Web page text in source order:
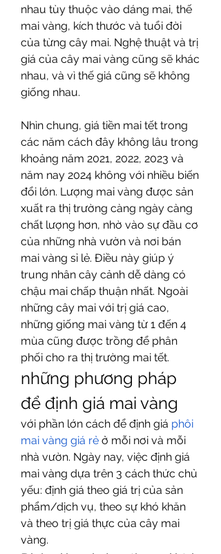
nhau tùy thuộc vào dáng mai, thế
mai vàng, kích thước và tuổi đời
của từng cây mai. Nghệ thuật và trị
giá của cây mai vàng cũng sẽ khác
nhau, và vì thế giá cũng sẽ không
giống nhau.
Nhìn chung, giá tiền mai tết trong
các năm cách đây không lâu trong
khoảng năm 2021, 2022, 2023 và
năm nay 2024 không với nhiều biến
đổi lớn. Lượng mai vàng được sản
xuất ra thị trường càng ngày càng
chất lượng hơn, nhờ vào sự đầu cơ
của những nhà vườn và nơi bán
mai vàng sỉ lẻ. Điều này giúp ý
trung nhân cây cảnh dễ dàng có
chậu mai chấp thuận nhất. Ngoài
những cây mai với trị giá cao,
những giống mai vàng từ 1 đến 4
mùa cũng được trồng để phân
phối cho ra thị trường mai tết.
những phương pháp
để định giá mai vàng
với phần lớn cách để định giá phôi
mai vàng giá rẻ ở mỗi nơi và mỗi
nhà vườn. Ngày nay, việc định giá
mai vàng dựa trên 3 cách thức chủ
yếu: định giá theo giá trị của sản
phẩm/dịch vụ, theo sự khó khăn
và theo trị giá thực của cây mai
vàng.